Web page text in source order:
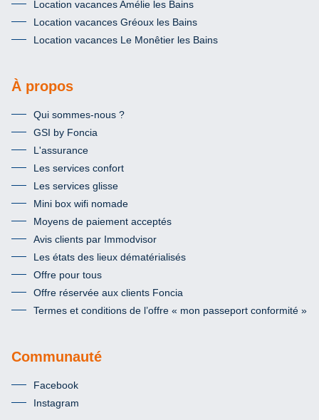
Location vacances Amélie les Bains
Location vacances Gréoux les Bains
Location vacances Le Monêtier les Bains
À propos
Qui sommes-nous ?
GSI by Foncia
L'assurance
Les services confort
Les services glisse
Mini box wifi nomade
Moyens de paiement acceptés
Avis clients par Immodvisor
Les états des lieux dématérialisés
Offre pour tous
Offre réservée aux clients Foncia
Termes et conditions de l’offre « mon passeport conformité »
Communauté
Facebook
Instagram